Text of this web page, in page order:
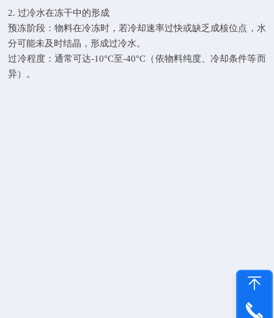
2. 过冷水在冻干中的形成
预冻阶段：物料在冷冻时，若冷却速率过快或缺乏成核位点，水
分可能未及时结晶，形成过冷水。
过冷程度：通常可达-10°C至-40°C（依物料纯度、冷却条件等而
异）。